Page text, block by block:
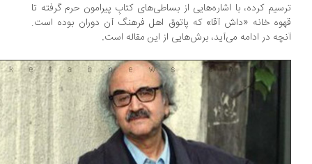
کرده، با اشاره‌هایی از بساطی‌های کتابِ پیرامون حرم گرفته تا
خانه «داش آقا» که پاتوق اهل فرهنگ آن دوران بوده است.
در ادامه می‌آید، برش‌هایی از این مقاله است.